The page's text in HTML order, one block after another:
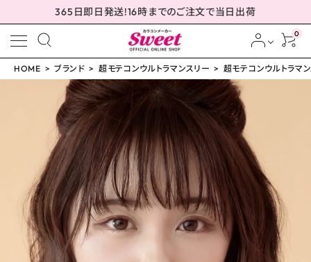
365日即日発送!16時までのご注文で当日出荷
0
meeting_room ログイン person 会員登録
HOME ブランド 超モテコンウルトラマンスリー 超モテコンウルトラマ